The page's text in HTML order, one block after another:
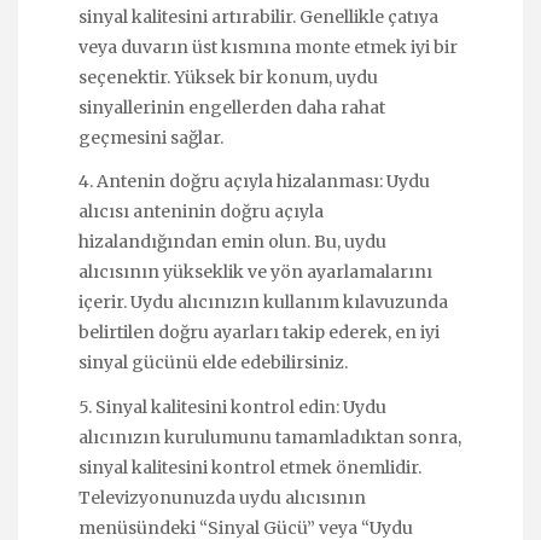
sinyal kalitesini artırabilir. Genellikle çatıya
veya duvarın üst kısmına monte etmek iyi bir
seçenektir. Yüksek bir konum, uydu
sinyallerinin engellerden daha rahat
geçmesini sağlar.
4. Antenin doğru açıyla hizalanması: Uydu
alıcısı anteninin doğru açıyla
hizalandığından emin olun. Bu, uydu
alıcısının yükseklik ve yön ayarlamalarını
içerir. Uydu alıcınızın kullanım kılavuzunda
belirtilen doğru ayarları takip ederek, en iyi
sinyal gücünü elde edebilirsiniz.
5. Sinyal kalitesini kontrol edin: Uydu
alıcınızın kurulumunu tamamladıktan sonra,
sinyal kalitesini kontrol etmek önemlidir.
Televizyonunuzda uydu alıcısının
menüsündeki “Sinyal Gücü” veya “Uydu